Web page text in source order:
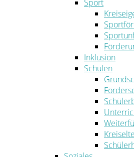
Sport
Inklusion
Schulen